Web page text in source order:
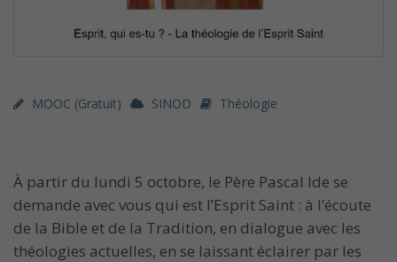
MOOC (gratuit) SINOD Théologie
À partir du lundi 5 octobre, le Père Pascal Ide se
demande avec vous qui est l’Esprit Saint : à l’écoute
de la Bible et de la Tradition, en dialogue avec les
théologies actuelles, en se laissant éclairer par les